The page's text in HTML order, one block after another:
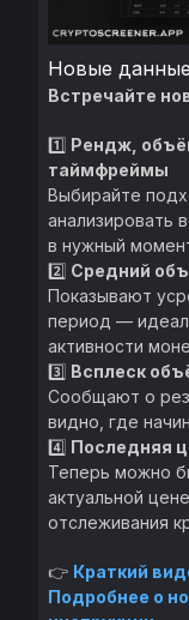
Новые
Встречайте
1️⃣ Рендж,
таймфреймы
Выбирайте
анализировать
в нужный
2️⃣ Средний
Показывают
период —
активности
3️⃣ Всплеск
Сообщают о
видно, где
4️⃣ Последняя
Теперь можно
актуальной
отслеживания
👉 Краткий
Подробнее о